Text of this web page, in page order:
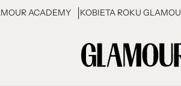
ACADEMY KOBIETA ROKU